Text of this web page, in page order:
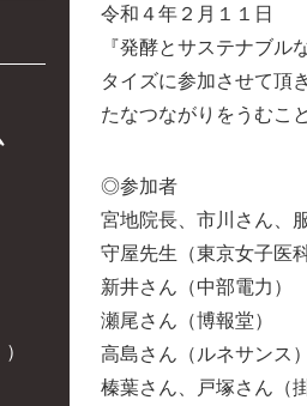
令和４年２月１１日
『発酵とサステナブ
タイズに参加させて頂
たなつながりをうむこ
◎参加者
宮地院長、市川さん、
守屋先生（東京女子医
新井さん（中部電力）
瀬尾さん（博報堂）
高島さん（ルネサンス）
榛葉さん、戸塚さん（